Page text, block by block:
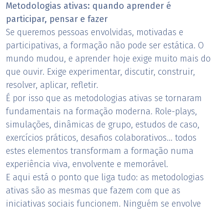
Metodologias ativas: quando aprender é
participar, pensar e fazer
Se queremos pessoas envolvidas, motivadas e
participativas, a formação não pode ser estática. O
mundo mudou, e aprender hoje exige muito mais do
que ouvir. Exige experimentar, discutir, construir,
resolver, aplicar, refletir.
É por isso que as metodologias ativas se tornaram
fundamentais na formação moderna. Role-plays,
simulações, dinâmicas de grupo, estudos de caso,
exercícios práticos, desafios colaborativos… todos
estes elementos transformam a formação numa
experiência viva, envolvente e memorável.
E aqui está o ponto que liga tudo: as metodologias
ativas são as mesmas que fazem com que as
iniciativas sociais funcionem. Ninguém se envolve